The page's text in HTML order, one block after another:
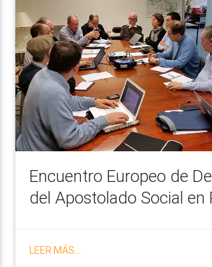
Encuentro Europeo de
del Apostolado Social en
LEER MÁS...